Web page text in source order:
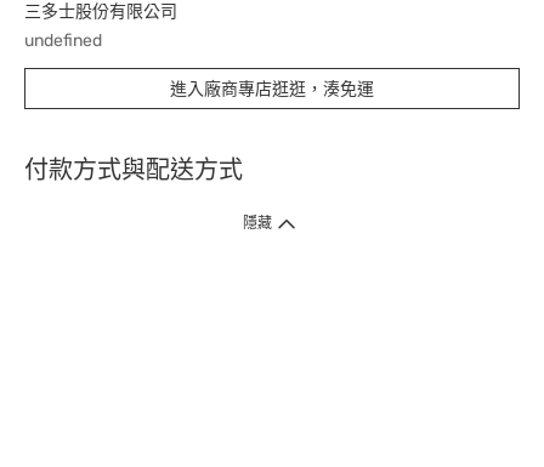
三多士股份有限公司
undefined
進入廠商專店逛逛，湊免運
付款方式與配送方式
隱藏